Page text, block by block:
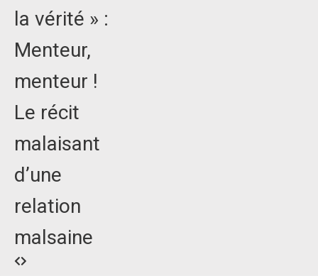
la vérité » :
Menteur,
menteur !
Le récit
malaisant
d’une
relation
malsaine